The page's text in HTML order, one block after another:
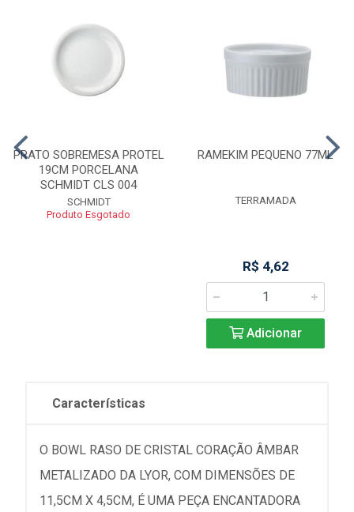
PRATO SOBREMESA PROTEL
19CM PORCELANA
SCHMIDT CLS 004
SCHMIDT
Produto Esgotado
RAMEKIM PEQUENO 77ML
TERRAMADA
R$ 4,62
Adicionar
Características
O BOWL RASO DE CRISTAL CORAÇÃO ÂMBAR
METALIZADO DA LYOR, COM DIMENSÕES DE
11,5CM X 4,5CM, É UMA PEÇA ENCANTADORA